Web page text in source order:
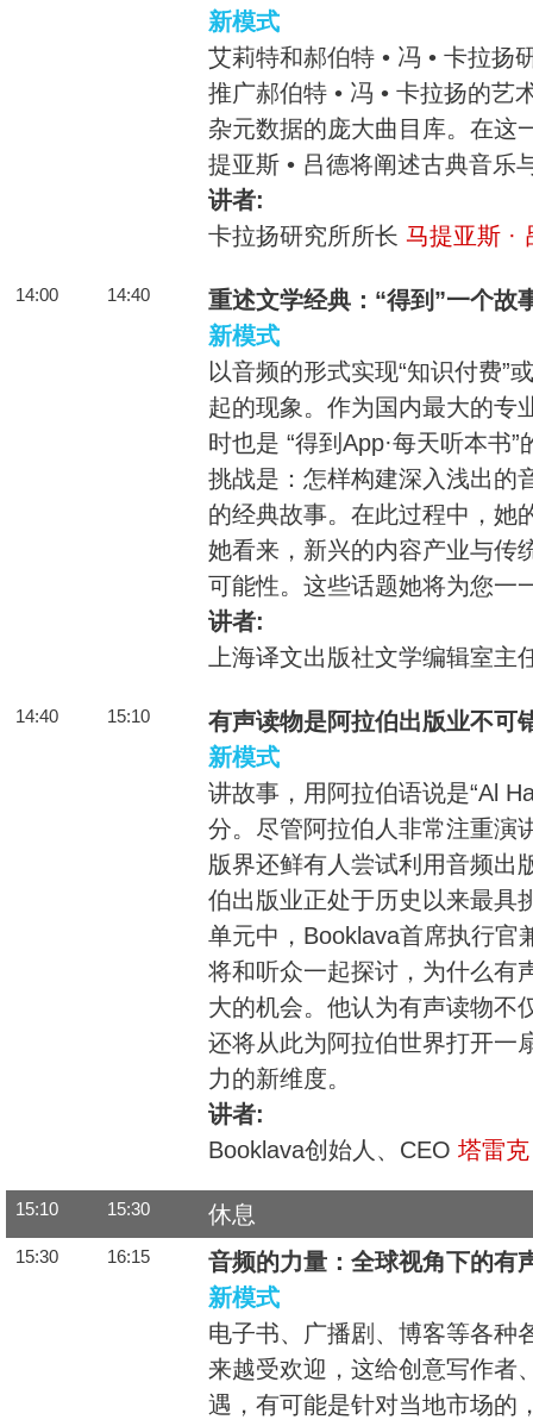
新模式
艾莉特和郝伯特 • 冯 • 卡拉扬
推广郝伯特 • 冯 • 卡拉扬的艺
杂元数据的庞大曲目库。在这
提亚斯 • 吕德将阐述古典音乐
讲者:
卡拉扬研究所所长 马提亚斯 ·
14:00 14:40
重述文学经典：“得到”一个故
新模式
以音频的形式实现“知识付费”
起的现象。作为国内最大的专
时也是 “得到App·每天听本书
挑战是：怎样构建深入浅出的
的经典故事。在此过程中，她
她看来，新兴的内容产业与传
可能性。这些话题她将为您一
讲者:
上海译文出版社文学编辑室主
14:40 15:10
有声读物是阿拉伯出版业不可
新模式
讲故事，用阿拉伯语说是“Al
分。尽管阿拉伯人非常注重演
版界还鲜有人尝试利用音频出
伯出版业正处于历史以来最具
单元中，Booklava首席执行官
将和听众一起探讨，为什么有
大的机会。他认为有声读物不
还将从此为阿拉伯世界打开一
力的新维度。
讲者:
Booklava创始人、CEO 塔雷
15:10 15:30 休息
15:30 16:15
音频的力量：全球视角下的有
新模式
电子书、广播剧、博客等各种
来越受欢迎，这给创意写作者
遇，有可能是针对当地市场的